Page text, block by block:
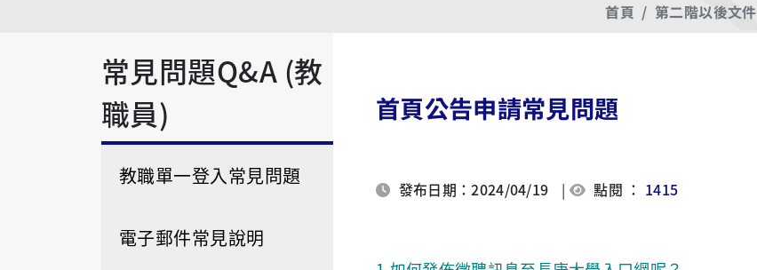
首頁 第二階以後文件
常見問題Q&A (教
職員)
教職單一登入常見問題
電子郵件常見說明
首頁公告申請常見問題
發布日期：2024/04/19 | 點閱 ： 1415